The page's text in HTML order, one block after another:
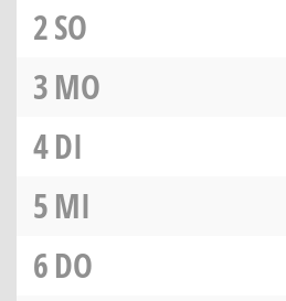
2SO
3MO
4DI
5MI
6DO